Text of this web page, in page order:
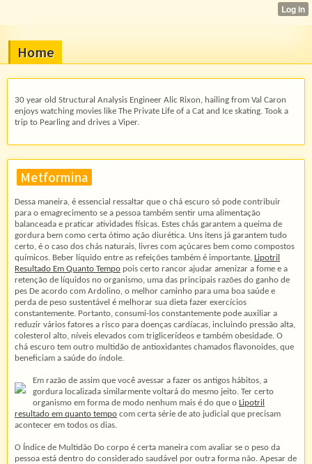
Home
30 year old Structural Analysis Engineer Alic Rixon, hailing from Val Caron
enjoys watching movies like The Private Life of a Cat and Ice skating. Took a
trip to Pearling and drives a Viper.
Metformina
Dessa maneira, é essencial ressaltar que o chá escuro só pode contribuir
para o emagrecimento se a pessoa também sentir uma alimentação
balanceada e praticar atividades físicas. Estes chás garantem a queima de
gordura bem como certa ótimo ação diurética. Uns itens já garantem tudo
certo, é o caso dos chás naturais, livres com açúcares bem como compostos
químicos. Beber líquido entre as refeições também é importante, Lipotril
Resultado Em Quanto Tempo pois certo rancor ajudar amenizar a fome e a
retenção de líquidos no organismo, uma das principais razões do ganho de
pes De acordo com Ardolino, o melhor caminho para uma boa saúde e
perda de peso sustentável é melhorar sua dieta fazer exercícios
constantemente. Portanto, consumi-los constantemente pode auxiliar a
reduzir vários fatores a risco para doenças cardíacas, incluindo pressão alta,
colesterol alto, níveis elevados com triglicerídeos e também obesidade. O
chá escuro tem outro multidão de antioxidantes chamados flavonoides, que
beneficiam a saúde do índole.
Em razão de assim que você avessar a fazer os antigos hábitos, a
gordura localizada similarmente voltará do mesmo jeito. Ter certo
organismo em forma de modo nenhum mais é do que o Lipotril
resultado em quanto tempo com certa série de ato judicial que precisam
acontecer em todos os dias.
O Índice de Multidão Do corpo é certa maneira com avaliar se o peso da
pessoa está dentro do considerado saudável por outra forma não. Apesar de